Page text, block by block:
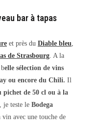
bar à tapas
et près du Diable bleu,
de Strasbourg. A la
elle sélection de vins
ou encore du Chili. Il
pichet de 50 cl ou à la
je teste le Bodega
vin avec une touche de